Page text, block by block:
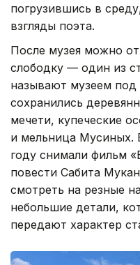
погрузившись в
взгляды поэта.
После музея можно
слободку — один из
называют музеем
сохранились
мечети, купеческие
и мельница Мусиных.
году снимали фильм
повести Сабита
смотреть на резные
небольшие детали,
передают характер